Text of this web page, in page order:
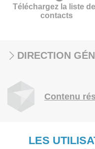
Téléchargez la liste
contacts
DIRECTION
Contenu
LES